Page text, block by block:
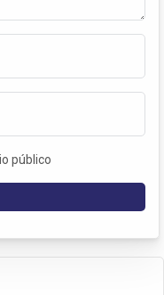
público